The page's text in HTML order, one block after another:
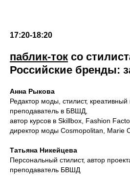
17:20-18:20
паблик-ток со
Российские бренды:
Анна Рыкова
Редактор моды, стилист, креативный
преподаватель в БВШД,
автор курсов в Skillbox, Fashion
директор моды Cosmopolitan, Marie
Татьяна Никейцева
Персональный стилист, автор
преподаватель БВШД